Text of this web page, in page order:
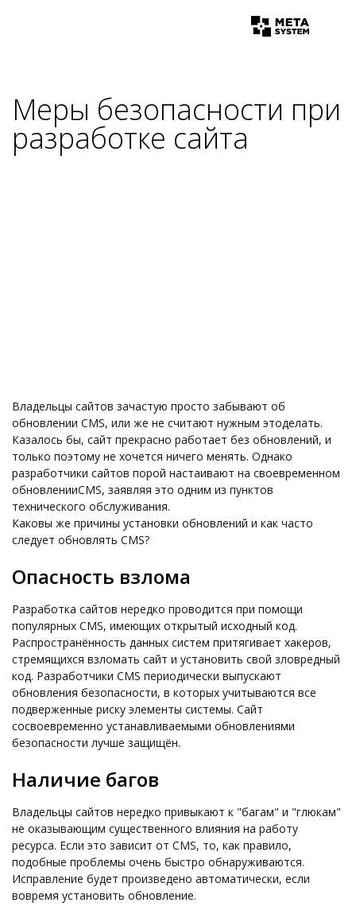
Меры безопасности при
разработке сайта
Владельцы сайтов зачастую просто забывают об
обновлении CMS, или же не считают нужным этоделать.
Казалось бы, сайт прекрасно работает без обновлений, и
только поэтому не хочется ничего менять. Однако
разработчики сайтов порой настаивают на своевременном
обновленииCMS, заявляя это одним из пунктов
технического обслуживания.
Каковы же причины установки обновлений и как часто
следует обновлять CMS?
Опасность взлома
Разработка сайтов нередко проводится при помощи
популярных CMS, имеющих открытый исходный код.
Распространённость данных систем притягивает хакеров,
стремящихся взломать сайт и установить свой зловредный
код. Разработчики CMS периодически выпускают
обновления безопасности, в которых учитываются все
подверженные риску элементы системы. Сайт
сосвоевременно устанавливаемыми обновлениями
безопасности лучше защищён.
Наличие багов
Владельцы сайтов нередко привыкают к "багам" и "глюкам"
не оказывающим существенного влияния на работу
ресурса. Если это зависит от CMS, то, как правило,
подобные проблемы очень быстро обнаруживаются.
Исправление будет произведено автоматически, если
вовремя установить обновление.